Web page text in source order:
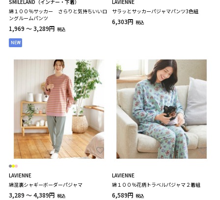
SMILELAND（インナー・下着）
綿１００％サッカー さらりと気持ちいいロ
ングルームパンツ
1,969 ～ 3,289円 税込
NEW
LAVIENNE
サラッとサッカーパジャマパンツ3色組
6,303円 税込
LAVIENNE
綿混裏シャギーボーダーパジャマ
3,289 ～ 4,389円 税込
LAVIENNE
綿１００％花柄トラベルパジャマ２着組
6,589円 税込